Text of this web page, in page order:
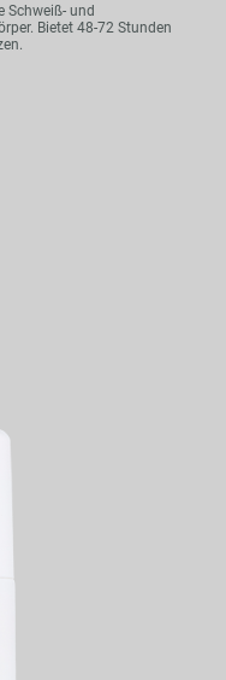
Schweiß- und
Bietet 48-72 Stunden